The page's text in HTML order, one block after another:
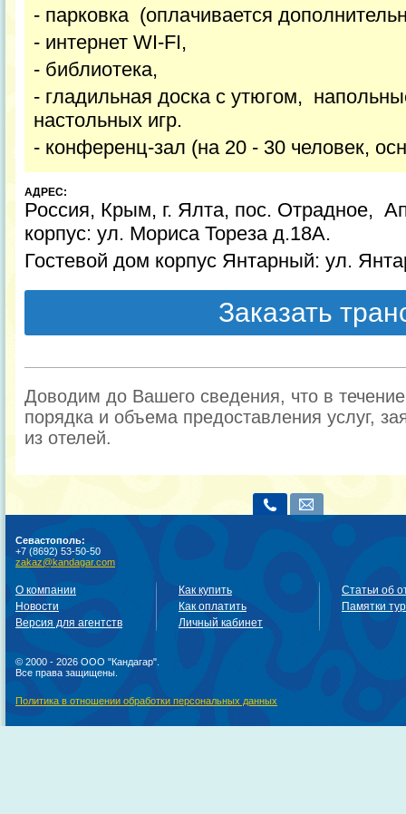
- парковка (оплачивается
- интернет WI-FI,
- библиотека,
- гладильная доска с утюгом,
настольных игр.
- конференц-зал (на 20 - 30 человек,
АДРЕС:
Россия, Крым, г. Ялта, пос. Отрадное,
корпус: ул. Мориса Тореза д.18А.
Гостевой дом корпус Янтарный: ул.
Заказать
Доводим до Вашего сведения, что в
порядка и объема предоставления услуг,
из отелей.
Севастополь:
+7 (8692) 53-50-50
zakaz@kandagar.com
О компании
Новости
Версия для агентств
Как купить
Как оплатить
Личный кабинет
Статьи об
Памятки
© 2000 - 2026 ООО "Кандагар".
Все права защищены.
Политика в отношении обработки персональных данных